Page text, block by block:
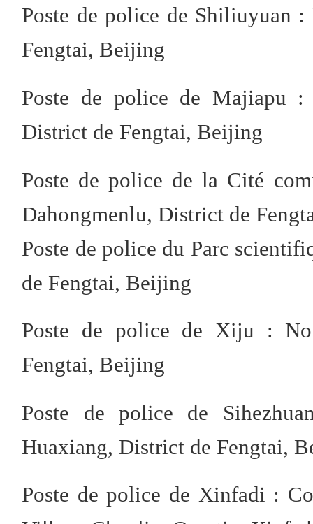
Poste de police de Shiliuyuan
Fengtai, Beijing
Poste de police de Majiapu :
District de Fengtai, Beijing
Poste de police de la Cité
Dahongmenlu, District de
Poste de police du Parc
de Fengtai, Beijing
Poste de police de Xiju :
Fengtai, Beijing
Poste de police de
Huaxiang, District de Fengtai,
Poste de police de Xinfadi :